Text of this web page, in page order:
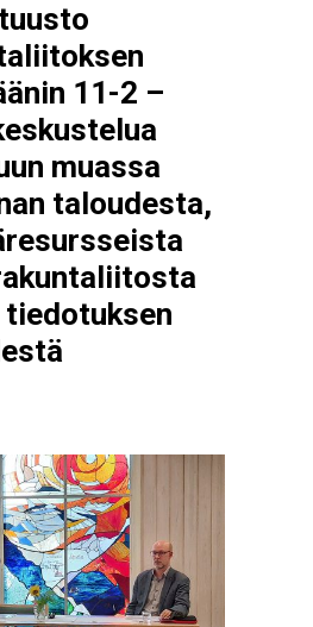
11-2 –
muassa
taloudesta,
tiedotuksen